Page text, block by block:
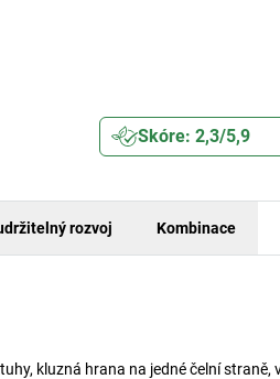
Skóre: 2,3/5,9
rozvoj Kombinace
kluzná hrana na jedné čelní straně,